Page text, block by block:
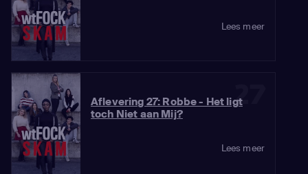
Lees meer
27
Aflevering 27: Robbe - Het ligt
toch Niet aan Mij?
Lees meer